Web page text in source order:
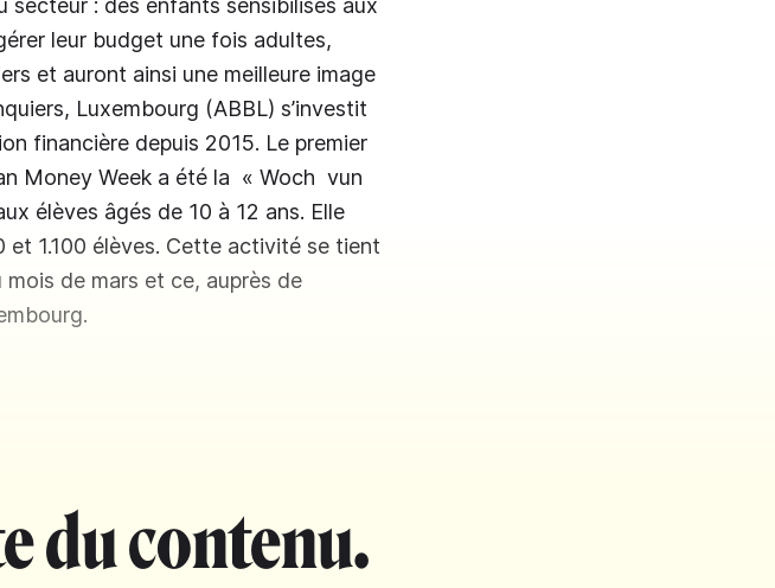
secteur : des enfants sensibilisés aux
leur budget une fois adultes,
et auront ainsi une meilleure image
Luxembourg (ABBL) s’investit
financière depuis 2015. Le premier
Money Week a été la « Woch vun
élèves âgés de 10 à 12 ans. Elle
1.100 élèves. Cette activité se tient
de mars et ce, auprès de
du contenu.